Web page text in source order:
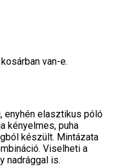
van-e.
enyhén elasztikus póló
kényelmes, puha
készült. Mintázata
Viselheti a
nadrággal is.